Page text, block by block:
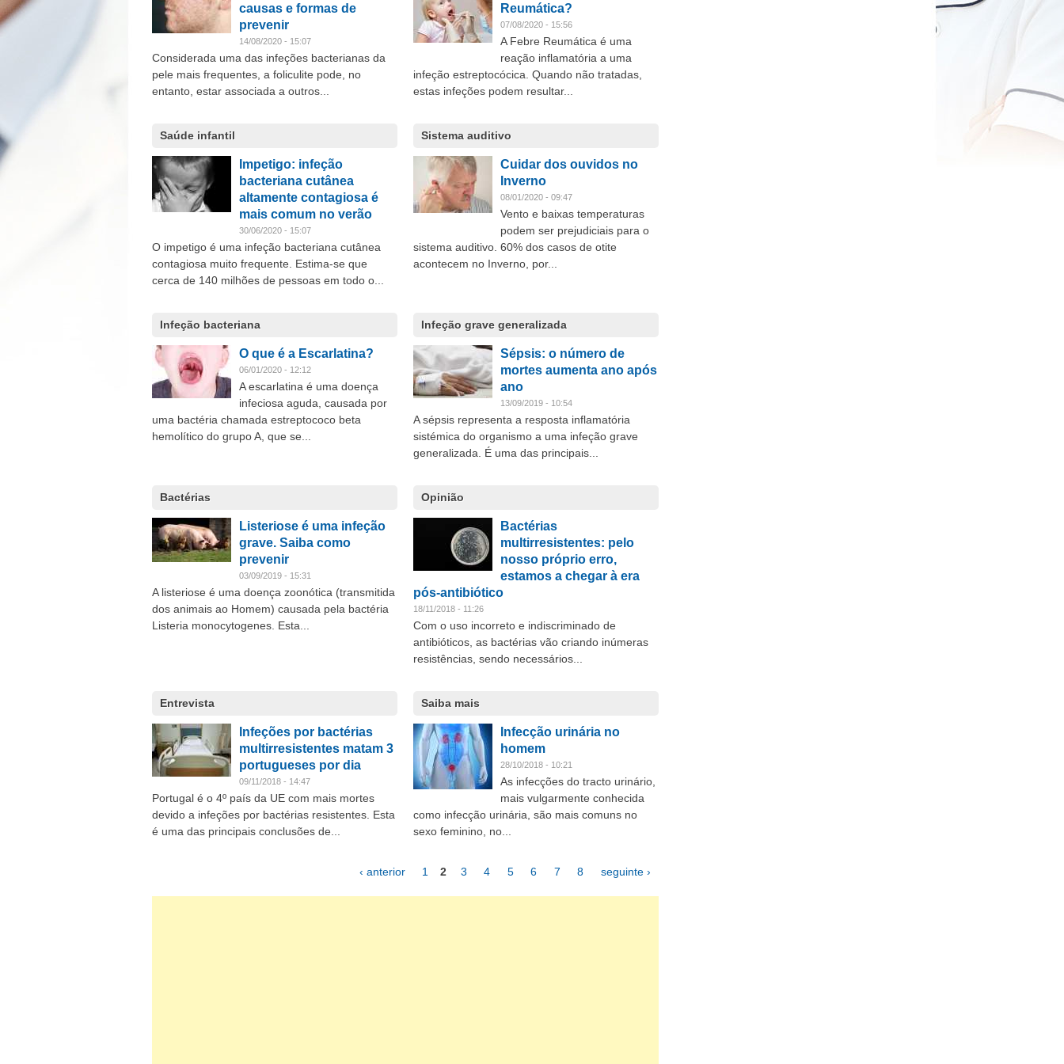
causas e formas de
prevenir
14/08/2020 - 15:07
Considerada uma das infeções bacterianas da
pele mais frequentes, a foliculite pode, no
entanto, estar associada a outros...
Reumática?
07/08/2020 - 15:56
A Febre Reumática é uma
reação inflamatória a uma
infeção estreptocócica. Quando não tratadas,
estas infeções podem resultar...
Saúde infantil
Impetigo: infeção
bacteriana cutânea
altamente contagiosa é
mais comum no verão
30/06/2020 - 15:07
O impetigo é uma infeção bacteriana cutânea
contagiosa muito frequente. Estima-se que
cerca de 140 milhões de pessoas em todo o...
Sistema auditivo
Cuidar dos ouvidos no
Inverno
08/01/2020 - 09:47
Vento e baixas temperaturas
podem ser prejudiciais para o
sistema auditivo. 60% dos casos de otite
acontecem no Inverno, por...
Infeção bacteriana
O que é a Escarlatina?
06/01/2020 - 12:12
A escarlatina é uma doença
infeciosa aguda, causada por
uma bactéria chamada estreptococo beta
hemolítico do grupo A, que se...
Infeção grave generalizada
Sépsis: o número de
mortes aumenta ano após
ano
13/09/2019 - 10:54
A sépsis representa a resposta inflamatória
sistémica do organismo a uma infeção grave
generalizada. É uma das principais...
Bactérias
Listeriose é uma infeção
grave. Saiba como
prevenir
03/09/2019 - 15:31
A listeriose é uma doença zoonótica (transmitida
dos animais ao Homem) causada pela bactéria
Listeria monocytogenes. Esta...
Opinião
Bactérias
multirresistentes: pelo
nosso próprio erro,
estamos a chegar à era
pós-antibiótico
18/11/2018 - 11:26
Com o uso incorreto e indiscriminado de
antibióticos, as bactérias vão criando inúmeras
resistências, sendo necessários...
Entrevista
Infeções por bactérias
multirresistentes matam 3
portugueses por dia
09/11/2018 - 14:47
Portugal é o 4º país da UE com mais mortes
devido a infeções por bactérias resistentes. Esta
é uma das principais conclusões de...
Saiba mais
Infecção urinária no
homem
28/10/2018 - 10:21
As infecções do tracto urinário,
mais vulgarmente conhecida
como infecção urinária, são mais comuns no
sexo feminino, no...
‹ anterior 1 2 3 4 5 6 7 8 seguinte ›